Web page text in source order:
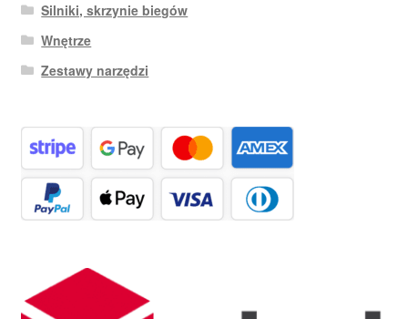
Silniki, skrzynie biegów
Wnętrze
Zestawy narzędzi